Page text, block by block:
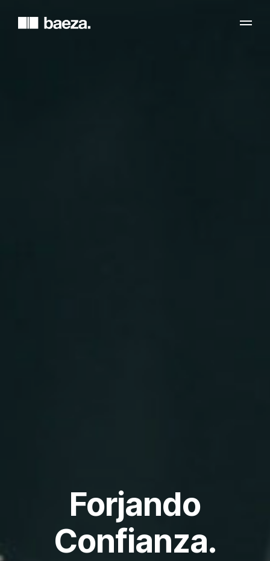
Forjando
Confianza.